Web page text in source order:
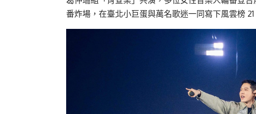
番炸場，在臺北小巨蛋與萬名歌迷一同寫下風雲榜 21